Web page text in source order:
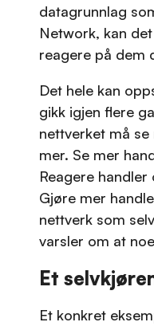
datagrunnlag
Network, kan
reagere på dem
Det hele kan
gikk igjen flere
nettverket må
mer. Se mer
Reagere
Gjøre mer
nettverk som
varsler om at
Et
Et konkret